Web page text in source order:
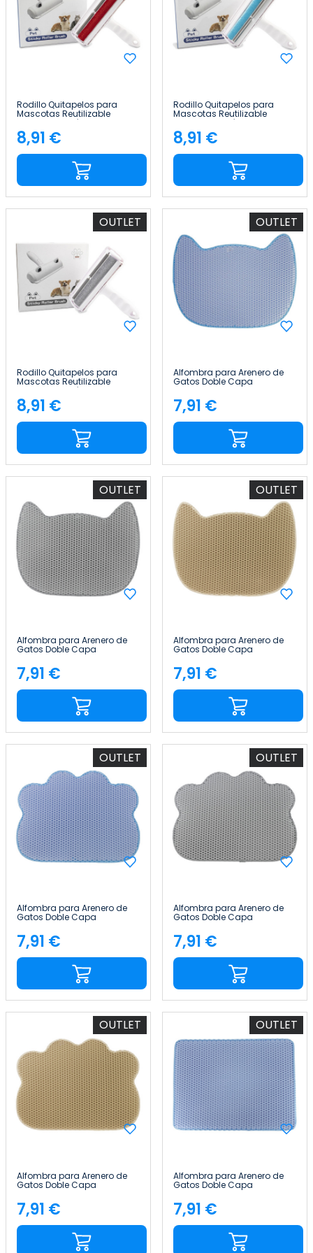
Rodillo Quitapelos para
Mascotas Reutilizable
Mango Ergonómico Goma
Recta Glückpet
Precio
8,91 €
Rodillo Quitapelos para
Mascotas Reutilizable
Mango Ergonómico Goma
Recta Glückpet
Precio
8,91 €
OUTLET
Rodillo Quitapelos para
Mascotas Reutilizable
Mango Ergonómico Goma
Recta Glückpet
Precio
8,91 €
OUTLET
Alfombra para Arenero de
Gatos Doble Capa
Antideslizante Impermeable
Forma de Gato 65x40cm
Glückpet
Precio
7,91 €
OUTLET
Alfombra para Arenero de
Gatos Doble Capa
Antideslizante Impermeable
Forma de Gato 65x40cm
Glückpet
Precio
7,91 €
OUTLET
Alfombra para Arenero de
Gatos Doble Capa
Antideslizante Impermeable
Forma de Gato 65x40cm
Glückpet
Precio
7,91 €
OUTLET
Alfombra para Arenero de
Gatos Doble Capa
Antideslizante Impermeable
Forma de Nube 65x40cm
Glückpet
Precio
7,91 €
OUTLET
Alfombra para Arenero de
Gatos Doble Capa
Antideslizante Impermeable
Forma de Nube 65x40cm
Glückpet
Precio
7,91 €
OUTLET
Alfombra para Arenero de
Gatos Doble Capa
Antideslizante Impermeable
Forma de Nube 65x40cm
Glückpet
Precio
7,91 €
OUTLET
Alfombra para Arenero de
Gatos Doble Capa
Antideslizante Impermeable
Forma Rectangular
65x40cm Glückpet
Precio
7,91 €